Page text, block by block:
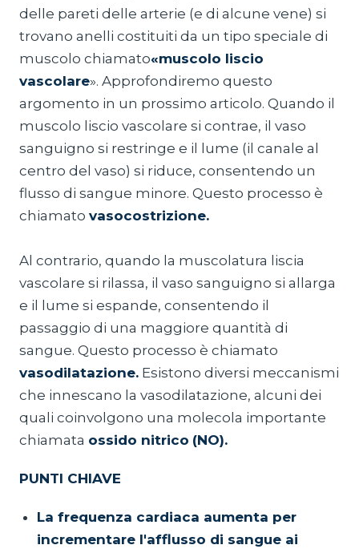
delle pareti delle arterie (e di alcune vene) si
trovano anelli costituiti da un tipo speciale di
muscolo chiamato«muscolo liscio
vascolare». Approfondiremo questo
argomento in un prossimo articolo. Quando il
muscolo liscio vascolare si contrae, il vaso
sanguigno si restringe e il lume (il canale al
centro del vaso) si riduce, consentendo un
flusso di sangue minore. Questo processo è
chiamato vasocostrizione.
Al contrario, quando la muscolatura liscia
vascolare si rilassa, il vaso sanguigno si allarga
e il lume si espande, consentendo il
passaggio di una maggiore quantità di
sangue. Questo processo è chiamato
vasodilatazione. Esistono diversi meccanismi
che innescano la vasodilatazione, alcuni dei
quali coinvolgono una molecola importante
chiamata ossido nitrico (NO).
PUNTI CHIAVE
La frequenza cardiaca aumenta per
incrementare l'afflusso di sangue ai